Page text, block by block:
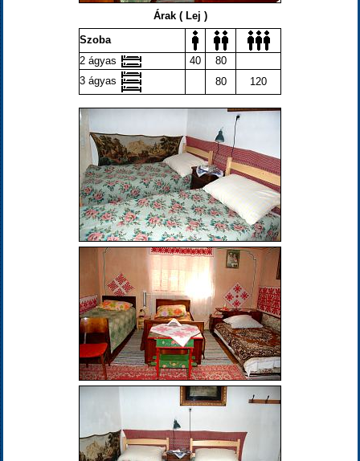
Árak ( Lej )
Szoba
2 ágyas
40
80
3 ágyas
80 120